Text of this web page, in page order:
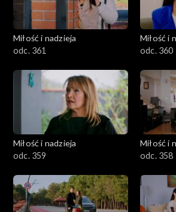
Miłość i nadzieja
odc. 361
Miłość i
odc. 360
Miłość i nadzieja
odc. 359
Miłość i
odc. 358